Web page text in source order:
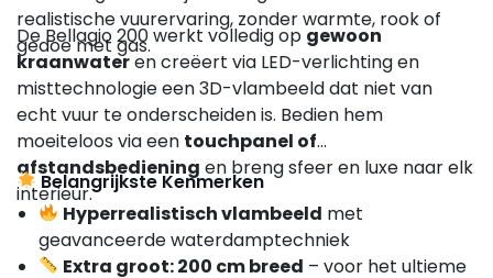
realistische vuurervaring, zonder warmte, rook of
gedoe met gas.
De Bellagio 200 werkt volledig op gewoon
kraanwateren creëert via LED-verlichting en
misttechnologie een 3D-vlambeeld dat niet van
echt vuur te onderscheiden is. Bedien hem
moeiteloos via een touchpanel of
afstandsbediening en breng sfeer en luxe naar elk
interieur.
Belangrijkste Kenmerken
Hyperrealistisch vlambeeld met
geavanceerde waterdamptechniek
Extra groot: 200 cm breed – voor het ultieme